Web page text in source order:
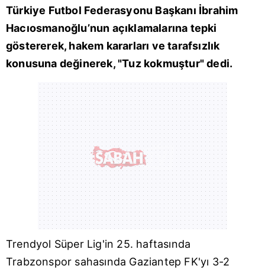
Türkiye Futbol Federasyonu Başkanı İbrahim
Hacıosmanoğlu’nun açıklamalarına tepki
göstererek, hakem kararları ve tarafsızlık
konusuna değinerek, "Tuz kokmuştur" dedi.
Trendyol Süper Lig'in 25. haftasında
Trabzonspor sahasında Gaziantep FK'yı 3-2